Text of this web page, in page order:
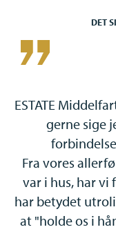
udarbejdelse af
og overskuelig for dig
TESTAMENTER
Når du handler bolig,
godt tidspunkt at
samlever/ægtefælle
tænkelige scenarie
med dig og tager en
DET
ESTATE
gerne sige
Fra vores
var i hus, har vi
har betydet
at "holde os i